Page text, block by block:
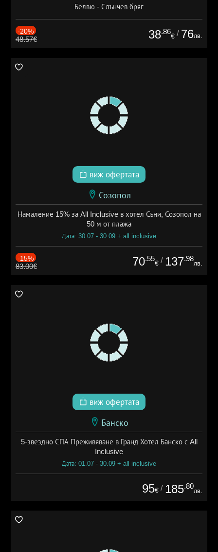
Белвю - Слънчев бряг
-20%
48.57€ 38.86
€ / 76лв.
виж офертата
Созопол
Намаление 15% за All Inclusive в хотел Съни, Созопол на
50 м от плажа
Дата: 30.07 - 30.09 + all inclusive
-15%
83.00€ 70.55
€ / 137.98
лв.
виж офертата
Банско
5-звездно СПА Преживяване в Гранд Хотел Банско с All
Inclusive
Дата: 01.07 - 30.09 + all inclusive
95€ / 185.80
лв.